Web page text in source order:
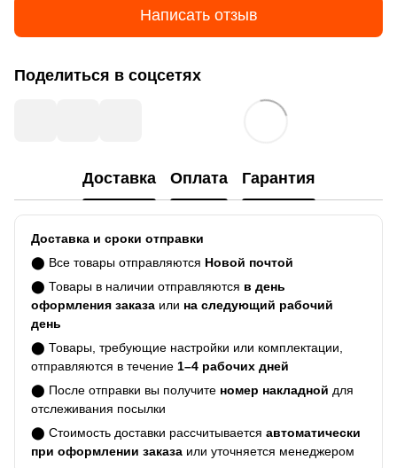
Написать отзыв
Поделиться в соцсетях
Доставка Оплата Гарантия
Доставка и сроки отправки
⬤ Все товары отправляются Новой почтой
⬤ Товары в наличии отправляются в день
оформления заказа или на следующий рабочий
день
⬤ Товары, требующие настройки или комплектации,
отправляются в течение 1–4 рабочих дней
⬤ После отправки вы получите номер накладной для
отслеживания посылки
⬤ Стоимость доставки рассчитывается автоматически
при оформлении заказа или уточняется менеджером